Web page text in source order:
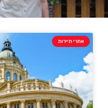
אתרי תיירות